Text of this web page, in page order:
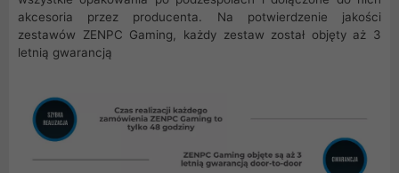
akcesoria przez producenta. Na potwierdzenie jakości
zestawów ZENPC Gaming, każdy zestaw został objęty aż 3
letnią gwarancją